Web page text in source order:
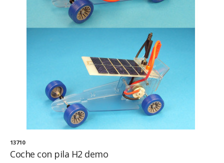
13710
Coche con pila H2 demo